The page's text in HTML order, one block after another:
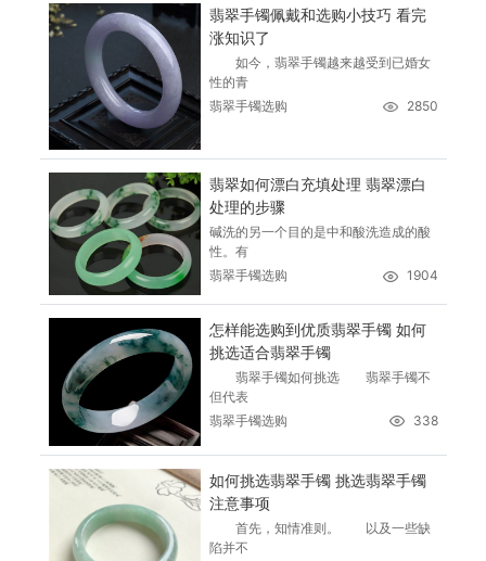
翡翠手镯佩戴和选购小技巧 看完
涨知识了
如今，翡翠手镯越来越受到已婚女
性的青
翡翠手镯选购
2850
翡翠如何漂白充填处理 翡翠漂白
处理的步骤
碱洗的另一个目的是中和酸洗造成的酸
性。有
翡翠手镯选购
1904
怎样能选购到优质翡翠手镯 如何
挑选适合翡翠手镯
翡翠手镯如何挑选 翡翠手镯不
但代表
翡翠手镯选购
338
如何挑选翡翠手镯 挑选翡翠手镯
注意事项
首先，知情准则。 以及一些缺
陷并不